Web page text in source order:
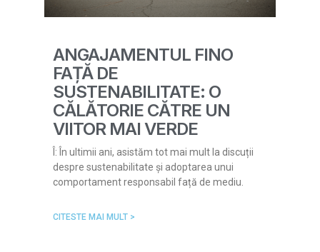
ANGAJAMENTUL FINO
FAȚĂ DE
SUSTENABILITATE: O
CĂLĂTORIE CĂTRE UN
VIITOR MAI VERDE
Î: În ultimii ani, asistăm tot mai mult la discuții
despre sustenabilitate și adoptarea unui
comportament responsabil față de mediu.
CITESTE MAI MULT >